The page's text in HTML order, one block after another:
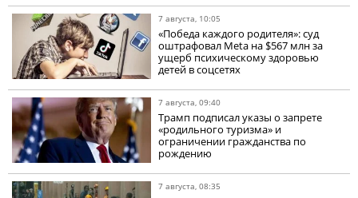
7 августа, 10:05
«Победа каждого родителя»: суд
оштрафовал Meta на $567 млн за
ущерб психическому здоровью
детей в соцсетях
7 августа, 09:40
Трамп подписал указы о запрете
«родильного туризма» и
ограничении гражданства по
рождению
7 августа, 08:35